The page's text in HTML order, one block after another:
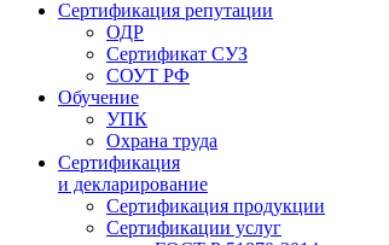
Сертификация репутации
ОДР
Сертификат СУЗ
СОУТ РФ
Обучение
УПК
Охрана труда
Сертификация
и декларирование
Сертификация продукции
Сертификации услуг